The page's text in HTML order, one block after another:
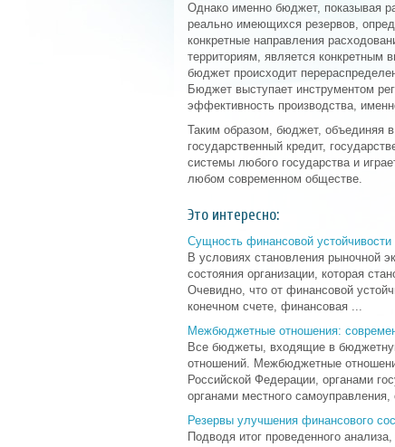
Однако именно бюджет, показывая
реально имеющихся резервов,
конкретные направления
территориям, является конкретным
бюджет происходит
Бюджет выступает инструментом
эффективность производства,
Таким образом, бюджет, объединяя
государственный кредит,
системы любого государства и
любом современном обществе.
Это интересно:
Сущность финансовой
В условиях становления рыночной
состояния организации, которая
Очевидно, что от финансовой
конечном счете, финансовая ...
Межбюджетные отношения:
Все бюджеты, входящие в
отношений. Межбюджетные
Российской Федерации, органами
органами местного самоуправления,
Резервы улучшения финансового
Подводя итог проведенного